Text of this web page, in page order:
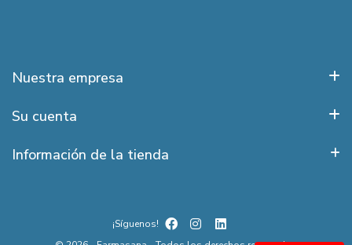
Nuestra empresa
Su cuenta
Información de la tienda
¡Síguenos!